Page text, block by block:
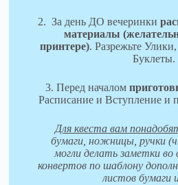
2. За день ДО вечеринки
материалы
принтере). Разрежьте
Буклеты.
3. Перед началом
Расписание и Вступление и
Для квеста вам
бумаги, ножницы, ручки
могли делать заметки во
конвертов по шаблону
листов бумаги